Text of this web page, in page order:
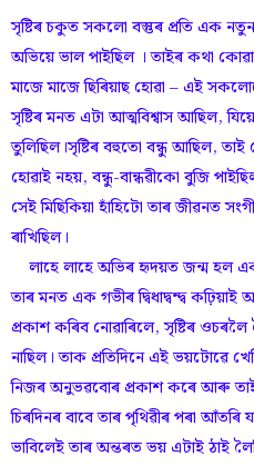
সৃষ্টিৰ চকুত সকলো বস্তুৰ প্ৰতি এক
অভিয়ে ভাল পাইছিল । তাইৰ কথা
মাজে মাজে ছিৰিয়াছ হোৱা – এই
সৃষ্টিৰ মনত এটা আত্মবিশ্বাস আছিল,
তুলিছিল।সৃষ্টিৰ বহুতো বন্ধু আছিল,
হোৱাই নহয়, বন্ধু-বান্ধৱীকো বুজি
সেই মিছিকিয়া হাঁহিটো তাৰ জীৱনত
ৰাখিছিল।
লাহে লাহে অভিৰ হৃদয়ত জন্ম হল এক
তাৰ মনত এক গভীৰ দ্বিধাদ্বন্দ্ব
প্ৰকাশ কৰিব নোৱাৰিলে, সৃষ্টিৰ
নাছিল। তাক প্ৰতিদিনে এই ভয়টোৱে
নিজৰ অনুভৱবোৰ প্ৰকাশ কৰে আৰু
চিৰদিনৰ বাবে তাৰ পৃথিৱীৰ পৰা
ভাবিলেই তাৰ অন্তৰত ভয় এটাই ঠাই